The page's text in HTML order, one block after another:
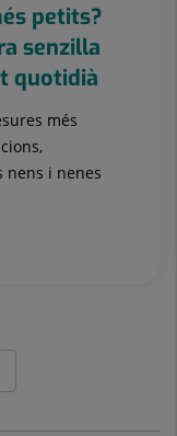
petits?
senzilla
quotidià
més
nens i nenes